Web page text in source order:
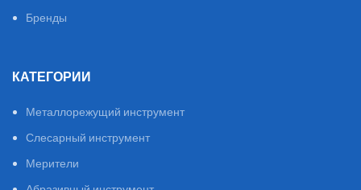
Бренды
КАТЕГОРИИ
Металлорежущий инструмент
Слесарный инструмент
Мерители